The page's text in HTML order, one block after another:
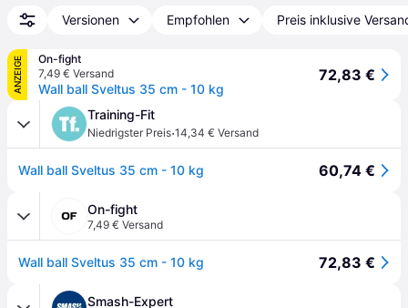
Versionen Empfohlen Preis inklusive
ANZEIGE
On-fight
7,49 € Versand
Wall ball Sveltus 35 cm - 10 kg
72,83 €
Training-Fit
Niedrigster Preis·14,34 € Versand
Wall ball Sveltus 35 cm - 10 kg 60,74 €
On-fight
7,49 € Versand
Wall ball Sveltus 35 cm - 10 kg 72,83 €
Smash-Expert